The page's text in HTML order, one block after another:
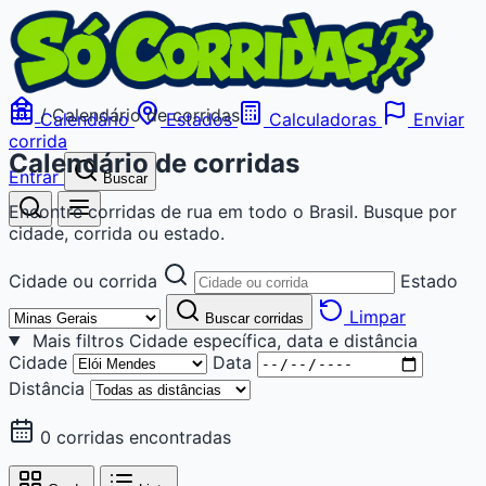
Calendário Estados Calculadoras
Enviar
corrida
Entrar
Buscar
/ Calendário de corridas
Calendário de corridas
Encontre corridas de rua em todo o Brasil. Busque por
cidade, corrida ou estado.
Cidade ou corrida Estado
Buscar corridas
Limpar
Mais filtros Cidade específica, data e distância
Cidade
Data
Distância
0 corridas encontradas